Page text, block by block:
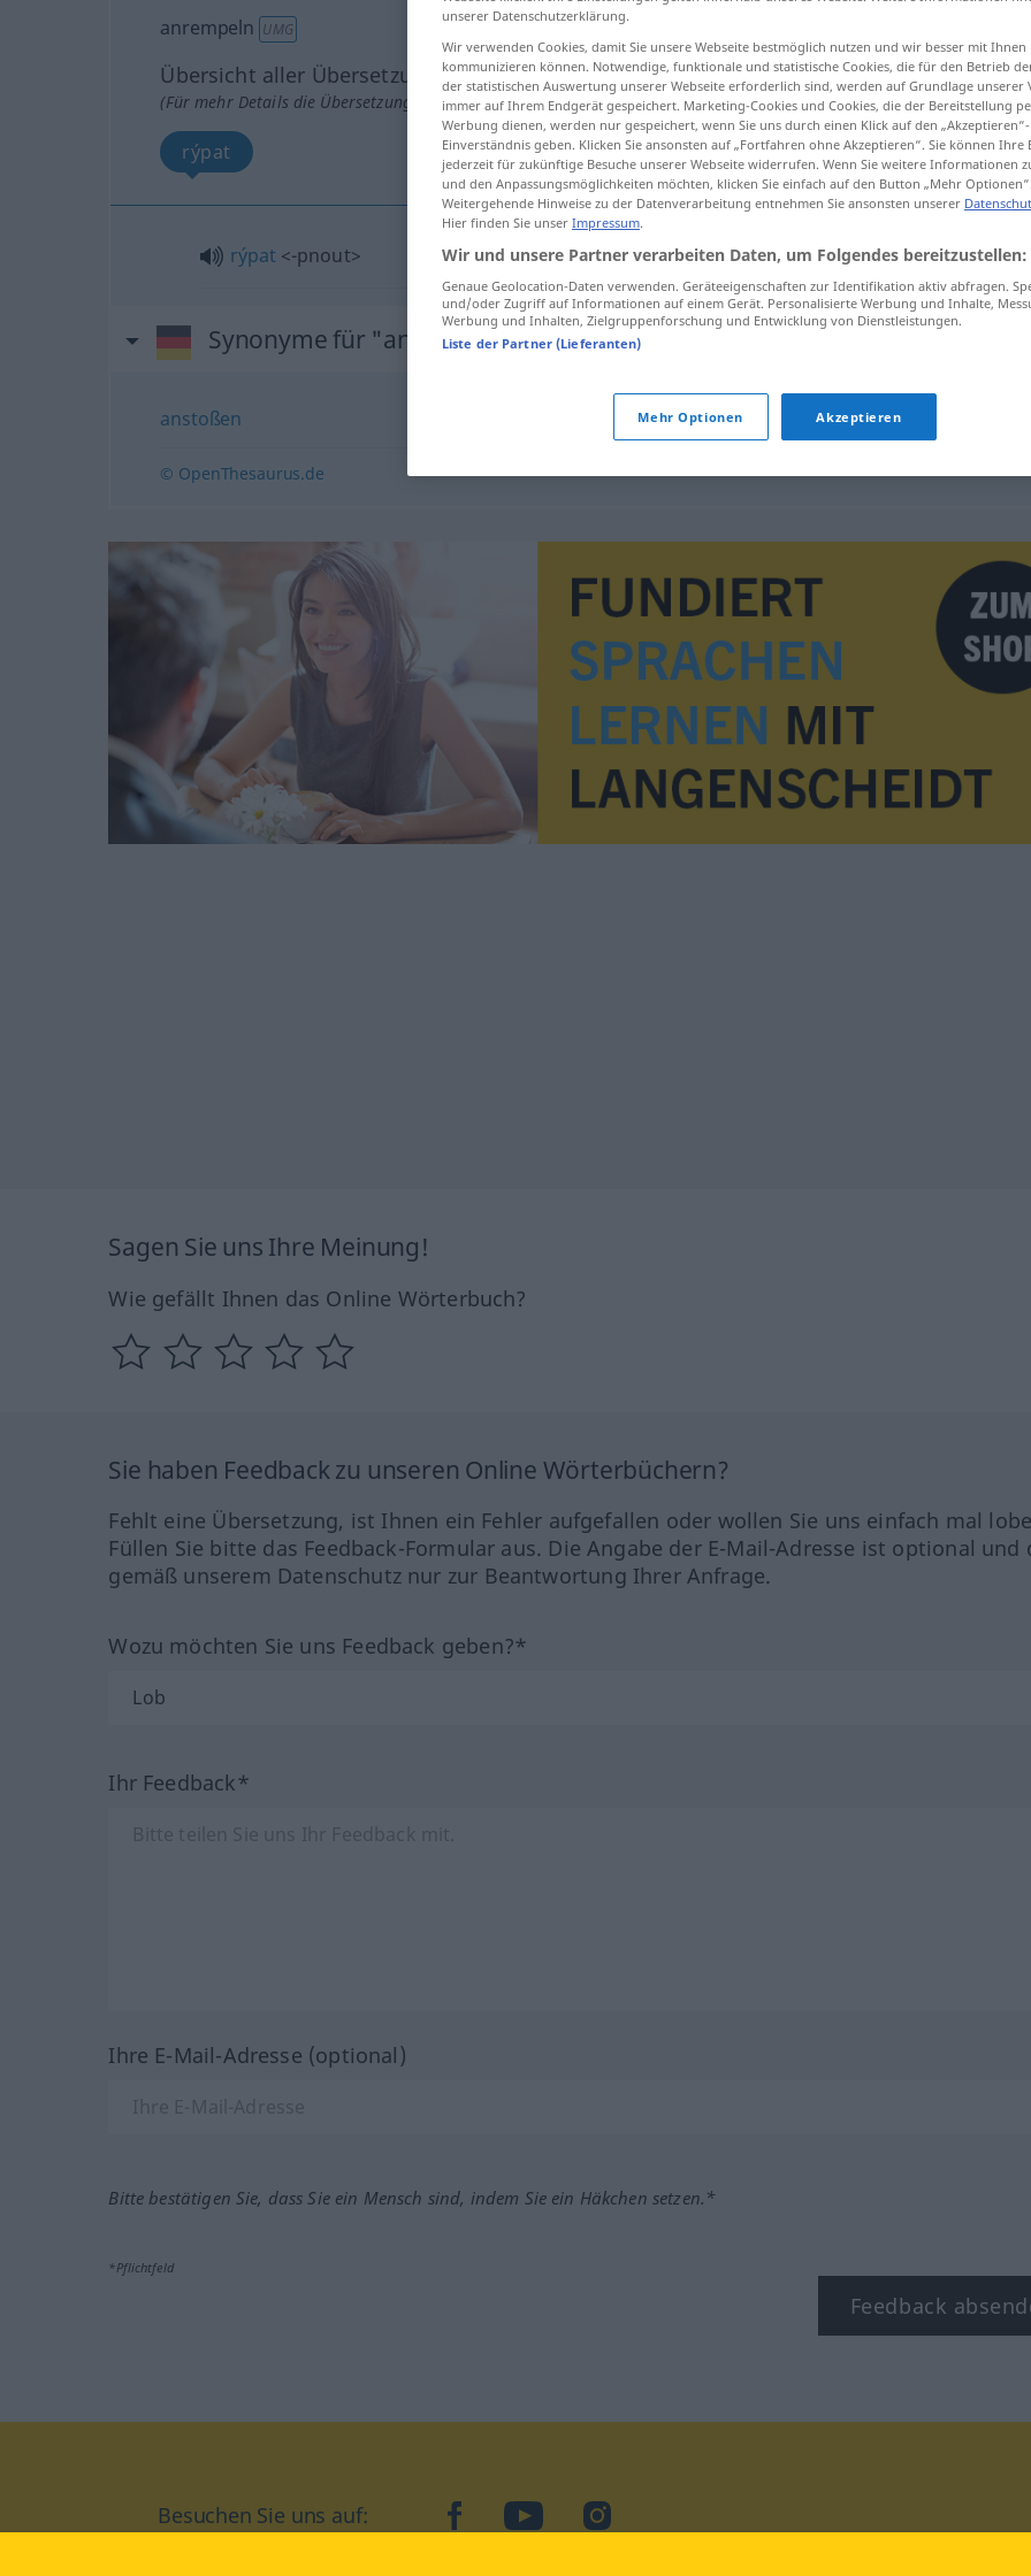
anrempeln UMG
Übersicht aller Übersetzungen
(Für mehr Details die Übersetzung anklicken/antippen)
rýpat
rýpat <-pnout> anrempeln
Synonyme für "anrempeln"
anstoßen
© OpenThesaurus.de
Sagen Sie uns Ihre Meinung!
Wie gefällt Ihnen das Online Wörterbuch?
Sie haben Feedback zu unseren Online Wörterbüchern?
Fehlt eine Übersetzung, ist Ihnen ein Fehler aufgefallen oder wollen Sie uns einfach mal
Füllen Sie bitte das Feedback-Formular aus. Die Angabe der E-Mail-Adresse ist optional und
gemäß unserem Datenschutz nur zur Beantwortung Ihrer Anfrage.
Wozu möchten Sie uns Feedback geben?*
Ihr Feedback*
Ihre E-Mail-Adresse (optional)
Bitte bestätigen Sie, dass Sie ein Mensch sind, indem Sie ein Häkchen setzen.*
*Pflichtfeld
Feedback
Besuchen Sie uns auf: facebookYouTubeInstagram
unserer Datenschutzerklärung.
Wir verwenden Cookies, damit Sie unsere Webseite bestmöglich nutzen und wir besser mit Ihnen
kommunizieren können. Notwendige, funktionale und statistische Cookies, die für den Betrieb
der statistischen Auswertung unserer Webseite erforderlich sind, werden auf Grundlage unserer
immer auf Ihrem Endgerät gespeichert. Marketing-Cookies und Cookies, die der Bereitstellung
Werbung dienen, werden nur gespeichert, wenn Sie uns durch einen Klick auf den
Einverständnis geben. Klicken Sie ansonsten auf „Fortfahren ohne Akzeptieren“. Sie können
jederzeit für zukünftige Besuche unserer Webseite widerrufen. Wenn Sie weitere Informationen
und den Anpassungsmöglichkeiten möchten, klicken Sie einfach auf den Button „Mehr
Weitergehende Hinweise zu der Datenverarbeitung entnehmen Sie ansonsten unserer
Hier finden Sie unser Impressum.
Wir und unsere Partner verarbeiten Daten, um Folgendes bereitzustellen:
Genaue Geolocation-Daten verwenden. Geräteeigenschaften zur Identifikation aktiv abfragen.
und/oder Zugriff auf Informationen auf einem Gerät. Personalisierte Werbung und Inhalte,
Werbung und Inhalten, Zielgruppenforschung und Entwicklung von Dienstleistungen.
Liste der Partner (Lieferanten)
Mehr Optionen Akzeptieren